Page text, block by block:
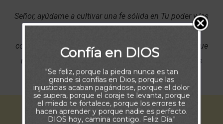
Señor, ayúdame a cultivar una fe sólida en Tu poder y las
enseñanzas de Tu palabra. Que pueda vivir por fe,
confiando aún en la adversidad y en las pruebas, en que
me sostrendrás y me encaminarás nuevamente a las
sendas de bien, conforme a Tu voluntad.
Confía en DIOS
"Se feliz, porque la piedra nunca es tan
grande si confías en Dios, porque las
injusticias acaban pagándose, porque el dolor
se supera, porque el coraje te levanta, porque
el miedo te fortalece, porque los errores te
hacen aprender y porque nadie es perfecto.
DIOS hoy, camina contigo. Feliz Día."